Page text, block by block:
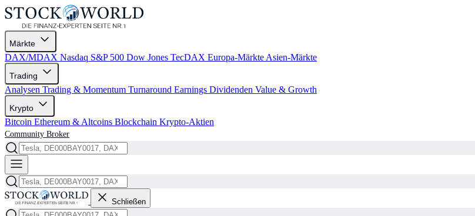
Märkte
DAX/MDAX Nasdaq S&P 500 Dow Jones TecDAX Europa-Märkte Asien-Märkte
Trading
Analysen Trading & Momentum Turnaround Earnings Dividenden Value & Growth
Krypto
Bitcoin Ethereum & Altcoins Blockchain Krypto-Aktien
Community Broker
Schließen